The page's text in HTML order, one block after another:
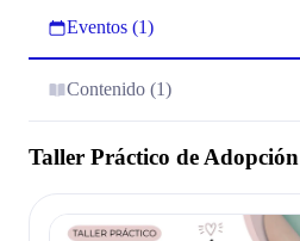
Eventos (1)
Contenido (1)
Taller Práctico de Adopción